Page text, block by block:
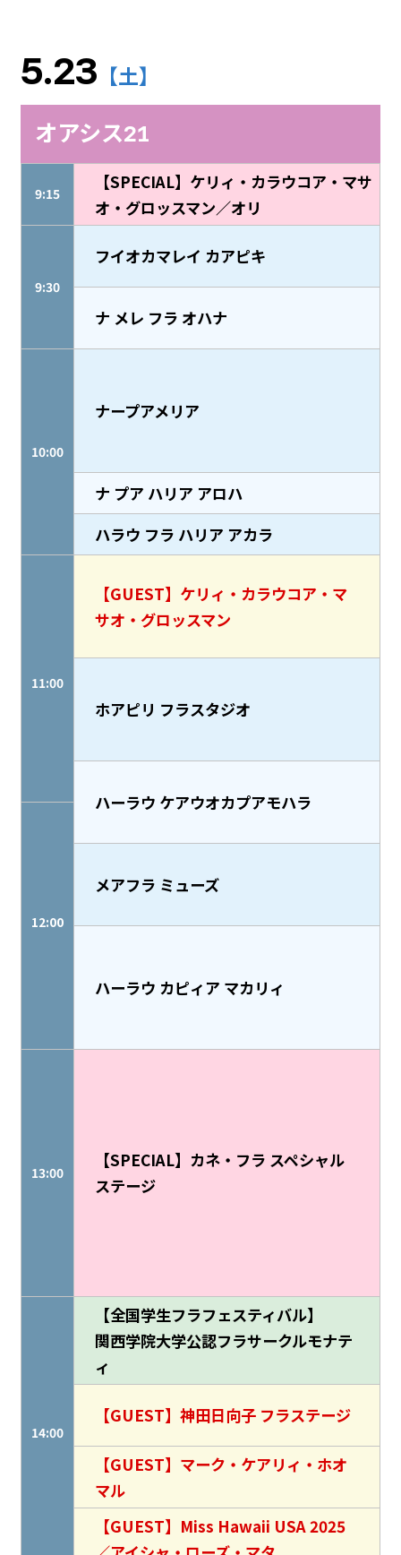
5.23 【土】
オアシス21
9:15
【SPECIAL】ケリィ・カラウコア・マサ
オ・グロッスマン／オリ
9:30
フイオカマレイ カアピキ
ナ メレ フラ オハナ
10:00
ナープアメリア
ナ プア ハリア アロハ
ハラウ フラ ハリア アカラ
11:00
【GUEST】ケリィ・カラウコア・マ
サオ・グロッスマン
ホアピリ フラスタジオ
12:00
ハーラウ ケアウオカプアモハラ
メアフラ ミューズ
ハーラウ カピィア マカリィ
13:00
【SPECIAL】カネ・フラ スペシャル
ステージ
14:00
【全国学生フラフェスティバル】
関西学院大学公認フラサークルモナテ
ィ
【GUEST】神田日向子 フラステージ
【GUEST】マーク・ケアリィ・ホオ
マル
【GUEST】Miss Hawaii USA 2025